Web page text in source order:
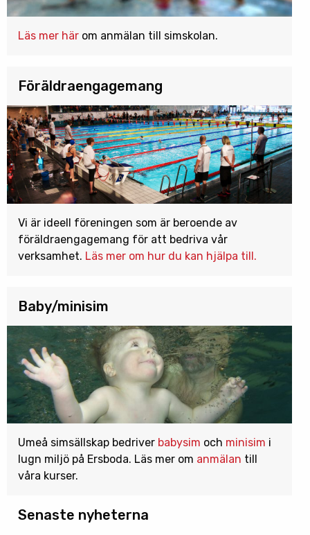
Läs mer här om anmälan till simskolan.
Föräldraengagemang
Vi är ideell föreningen som är beroende av
föräldraengagemang för att bedriva vår
verksamhet. Läs mer om hur du kan hjälpa till.
Baby/minisim
Umeå simsällskap bedriver babysim och minisim i
lugn miljö på Ersboda. Läs mer om anmälan till
våra kurser.
Senaste nyheterna